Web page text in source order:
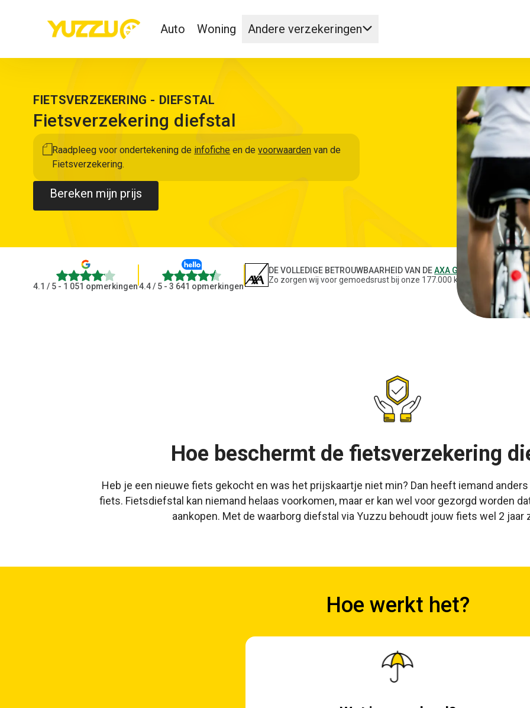
Auto Woning Andere verzekeringen
FIETSVERZEKERING - DIEFSTAL
Fietsverzekering diefstal
Raadpleeg voor ondertekening de infofiche en devoorwaarden van de
Fietsverzekering.
Bereken mijn prijs
4.1
4.1 / 5 - 1 051 opmerkingen
4.4
4.4 / 5 - 3 641 opmerkingen
DE VOLLEDIGE BETROUWBAARHEID VAN DEAXA GROEP
Zo zorgen wij voor gemoedsrust bij onze 177.000 klanten.
Hoe beschermt de fietsverzekering
Heb je een nieuwe fiets gekocht en was het prijskaartje niet min? Dan heeft iemand
fiets. Fietsdiefstal kan niemand helaas voorkomen, maar er kan wel voor gezorgd worden
aankopen. Met de waarborg diefstal via Yuzzu behoudt jouw fiets wel 2 jaar
Hoe werkt het?